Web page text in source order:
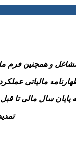
حقوقی و پرداخت مالیات متعلق به سازمان امورمالیاتی
– تمدید